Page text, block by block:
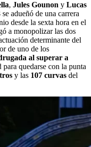
, Jules Gounon y Lucas
adueñó de una carrera
desde la sexta hora en el
a monopolizar las dos
determinante del
de uno de los
al superar a
quedarse con la punta
y las 107 curvas del